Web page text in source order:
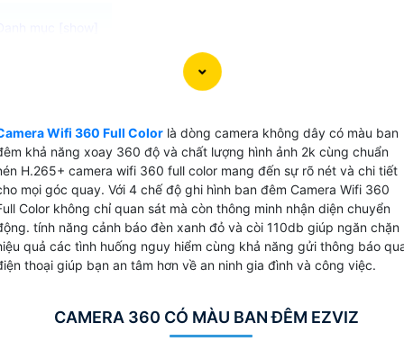
Wifi 360 Full Color Ezviz là sự lựa chọn lý tưởng
các bạn có nhu cầu giám sát ban đêm Với khả năng kết
quét toàn cảnh một cách linh hoạt và hiệu quả. Chức
báo động chống trộm phát hiện chuyển động và bám
đối tượng giúp bạn dễ dàng theo dõi mọi hoạt động
mà không bỏ lỡ bất kỳ sự kiện nào. Với khả năng
trữ dữ liệu trên thẻ nhớ tối đa 512GB và chuẩn nén
camera giúp tiết kiệm băng thông và dung lượng
trữ mà vẫn Hoàn toàn tin cậy chất lượng hình ảnh sắc
những tính năng ưu việt này, Camera Wifi 360 Full Color
sẽ là trợ thủ đắc lực trong việc bảo vệ ngôi nhà, văn
Wifi 360 Full Color là dòng camera không dây có màu ban
khả năng xoay 360 độ và chất lượng hình ảnh 2k cùng chuẩn
H.265+ camera wifi 360 full color mang đến sự rõ nét và chi tiết
mọi góc quay. Với 4 chế độ ghi hình ban đêm Camera Wifi 360
Color không chỉ quan sát mà còn thông minh nhận diện chuyển
tính năng cảnh báo đèn xanh đỏ và còi 110db giúp ngăn chặn
quả các tình huống nguy hiểm cùng khả năng gửi thông báo
thoại giúp bạn an tâm hơn về an ninh gia đình và công việc.
CAMERA 360 CÓ MÀU BAN ĐÊM EZVIZ